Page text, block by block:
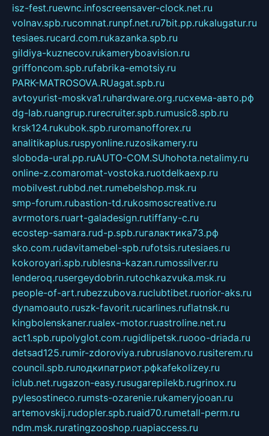
isz-fest.ruewnc.infoscreensaver-clock.net.ru
volnav.spb.rucomnat.runpf.net.ru7bit.pp.rukalugatur.ru
tesiaes.rucard.com.rukazanka.spb.ru
gildiya-kuznecov.rukameryboavision.ru
griffoncom.spb.rufabrika-emotsiy.ru
PARK-MATROSOVA.RUagat.spb.ru
avtoyurist-moskva1.ruhardware.org.ruсхема-авто.рф
dg-lab.ruangrup.rurecruiter.spb.rumusic8.spb.ru
krsk124.rukubok.spb.ruromanofforex.ru
analitikaplus.ruspyonline.ruzosikamery.ru
sloboda-ural.pp.ruAUTO-COM.SUhohota.netalimy.ru
online-z.comaromat-vostoka.ruotdelkaexp.ru
mobilvest.rubbd.net.rumebelshop.msk.ru
smp-forum.rubastion-td.rukosmoscreative.ru
avrmotors.ruart-galadesign.rutiffany-c.ru
ecostep-samara.rud-p.spb.ruгалактика73.рф
sko.com.rudavitamebel-spb.rufotsis.rutesiaes.ru
kokoroyari.spb.rublesna-kazan.rumossilver.ru
lenderoq.rusergeydobrin.rutochkazvuka.msk.ru
people-of-art.rubezzubova.ruclubtibet.ruorior-aks.ru
dynamoauto.ruszk-favorit.rucarlines.ruflatnsk.ru
kingbolenskaner.rualex-motor.ruastroline.net.ru
act1.spb.rupolyglot.com.rugidlipetsk.ruooo-driada.ru
detsad125.rumir-zdoroviya.rubruslanovo.rusiterem.ru
council.spb.ruлодкипатриот.рфkafekolizey.ru
iclub.net.rugazon-easy.rusugarepilekb.rugrinox.ru
pylesostineco.rumsts-ozarenie.rukameryjooan.ru
artemovskij.rudopler.spb.ruaid70.rumetall-perm.ru
ndm.msk.ruratingzooshop.ruapiaccess.ru